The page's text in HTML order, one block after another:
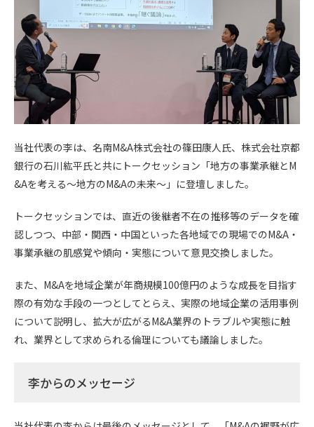
当社代表の李は、名南M&A株式会社の篠田康人氏、株式会社京都
銀行の石川紘平氏と共にトークセッション「地方の事業承継とM
&Aを考える～地方のM&Aの未来～」に登壇しました。
トークセッションでは、直近の後継者不在の推移等のデータを確
認しつつ、中部・関西・中国といった各地域での現場でのM&A・
事業承継の肌感覚や傾向・実態について意見交換しました。
また、M&Aを地域企業が年商規模100億円のような成長を目指す
際の有効な手段の一つとしてとらえ、実際の地域企業の活用事例
について説明し、拡大が広がるM&A業界のトラブルや実態に触
れ、業界として求められる倫理についても議論しました。
李からのメッセージ